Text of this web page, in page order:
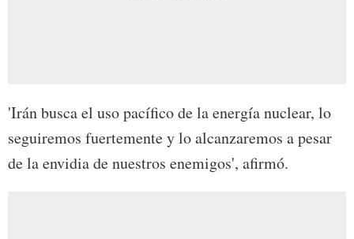
'Irán busca el uso pacífico de la energía nuclear, lo
seguiremos fuertemente y lo alcanzaremos a pesar
de la envidia de nuestros enemigos', afirmó.